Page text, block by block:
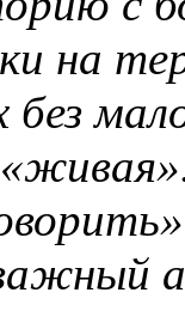
на